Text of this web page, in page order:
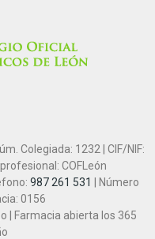
Colegiada: 1232 | CIF/NIF:
COFLeón
987 261 531
| Número
0156
| Farmacia abierta los 365